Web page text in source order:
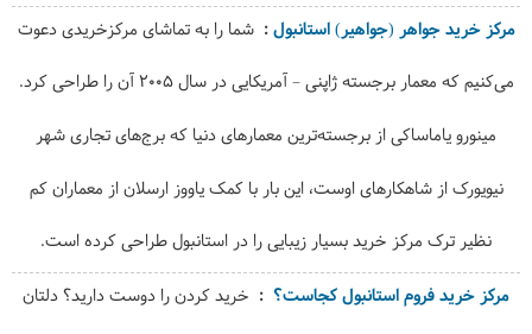
مرکز خرید جواهر (جواهیر) استانبول شما را به تماشای مرکزخریدی دعوت
می‌کنیم که معمار برجسته ژاپنی – آمریکایی در سال 2005 آن را طراحی کرد.
مینورو یاماساکی از برجسته‌ترین معمارهای دنیا که برج‌های تجاری شهر
نیویورک از شاهکارهای اوست، این بار با کمک یاووز ارسلان از معماران کم
نظیر ترک مرکز خرید بسیار زیبایی را در استانبول طراحی کرده است.
مرکز خرید فروم استانبول کجاست؟
خرید کردن را دوست دارید؟ دلتان